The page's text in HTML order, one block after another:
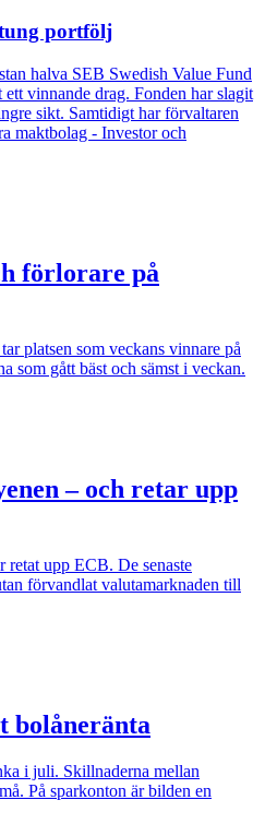
portfölj
halva SEB Swedish Value Fund
vinnande drag. Fonden har slagit
sikt. Samtidigt har förvaltaren
maktbolag - Investor och
förlorare på
platsen som veckans vinnare på
som gått bäst och sämst i veckan.
– och retar upp
upp ECB. De senaste
förvandlat valutamarknaden till
bolåneränta
i juli. Skillnaderna mellan
På sparkonton är bilden en